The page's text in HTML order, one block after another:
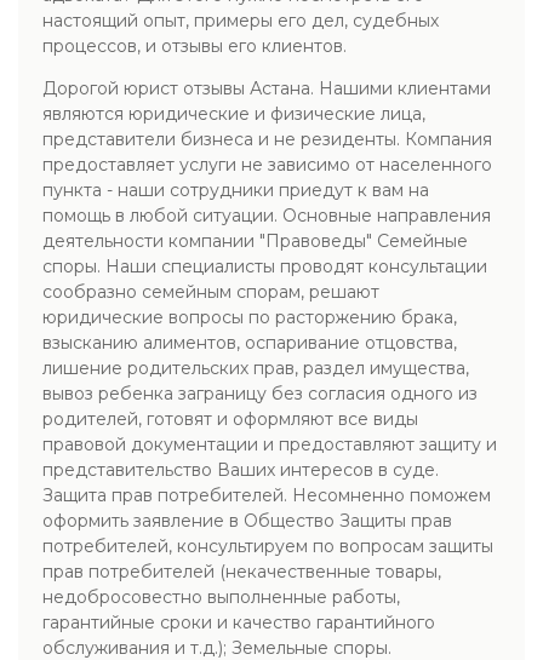
настоящий опыт, примеры его дел, судебных
процессов, и отзывы его клиентов.
Дорогой юрист отзывы Астана. Нашими клиентами
являются юридические и физические лица,
представители бизнеса и не резиденты. Компания
предоставляет услуги не зависимо от населенного
пункта - наши сотрудники приедут к вам на
помощь в любой ситуации. Основные направления
деятельности компании "Правоведы" Семейные
споры. Наши специалисты проводят консультации
сообразно семейным спорам, решают
юридические вопросы по расторжению брака,
взысканию алиментов, оспаривание отцовства,
лишение родительских прав, раздел имущества,
вывоз ребенка заграницу без согласия одного из
родителей, готовят и оформляют все виды
правовой документации и предоставляют защиту и
представительство Ваших интересов в суде.
Защита прав потребителей. Несомненно поможем
оформить заявление в Общество Защиты прав
потребителей, консультируем по вопросам защиты
прав потребителей (некачественные товары,
недобросовестно выполненные работы,
гарантийные сроки и качество гарантийного
обслуживания и т.д.); Земельные споры.